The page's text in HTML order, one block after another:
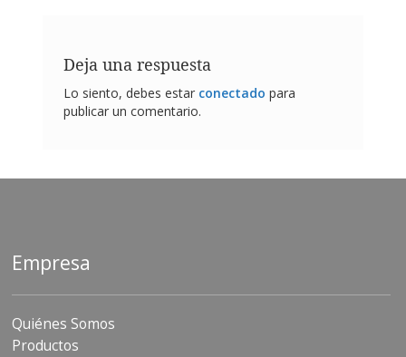
Deja una respuesta
Lo siento, debes estar conectado para
publicar un comentario.
Empresa
Quiénes Somos
Productos